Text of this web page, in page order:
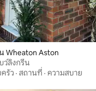
Wheaton Aston
ว์ลิงกรีน
รัว · สถานที่ · ความสบาย